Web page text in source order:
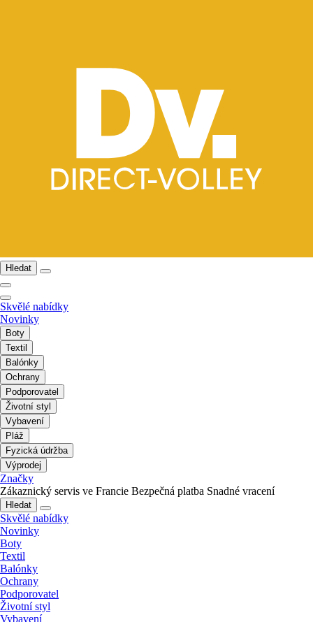
Hledat
Skvělé nabídky
Novinky
Boty
Textil
Balónky
Ochrany
Podporovatel
Životní styl
Vybavení
Pláž
Fyzická údržba
Výprodej
Značky
Zákaznický servis ve Francie Bezpečná platba Snadné vracení
Hledat
Skvělé nabídky
Novinky
Boty
Textil
Balónky
Ochrany
Podporovatel
Životní styl
Vybavení